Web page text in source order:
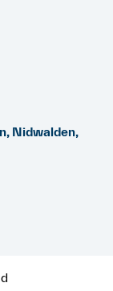
Nidwalden,